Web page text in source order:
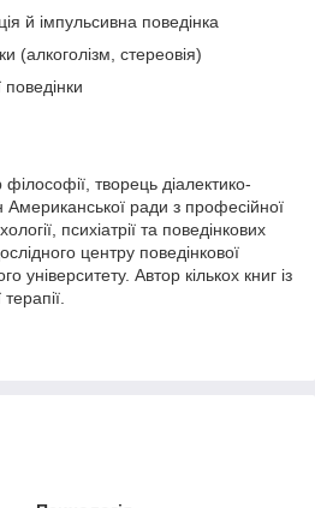
й імпульсивна поведінка
(алкоголізм, стереовія)
творець діалектико-
Американської ради з професійної
психіатрії та поведінкових
центру поведінкової
університету. Автор кількох книг із